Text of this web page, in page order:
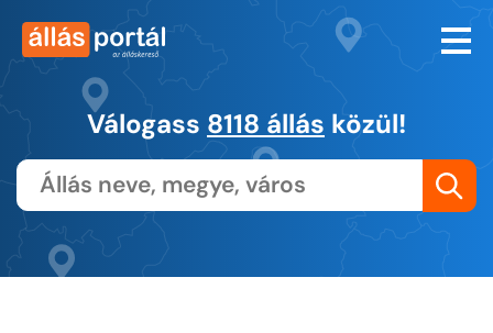
Válogass 8118 állás közül!